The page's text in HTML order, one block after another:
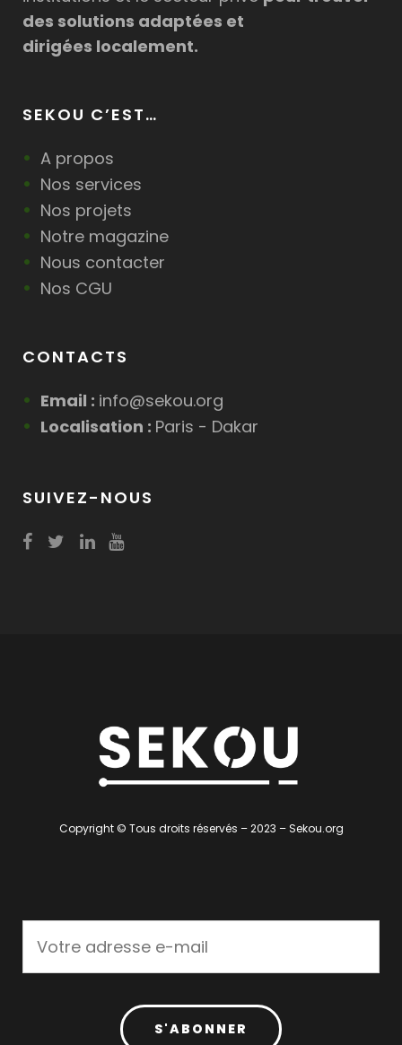
des solutions adaptées et
dirigées localement.
SEKOU C’EST…
A propos
Nos services
Nos projets
Notre magazine
Nous contacter
Nos CGU
CONTACTS
Email : info@sekou.org
Localisation : Paris - Dakar
SUIVEZ-NOUS
Copyright © Tous droits réservés – 2023 – Sekou.org